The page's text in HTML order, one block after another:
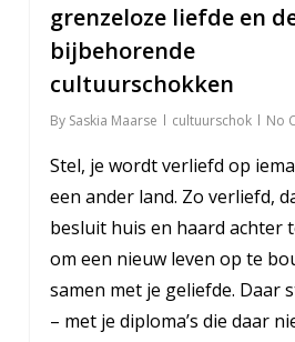
grenzeloze liefde en
bijbehorende
cultuurschokken
By Saskia Maarse cultuurschok No
Stel, je wordt verliefd op
een ander land. Zo verliefd,
besluit huis en haard achter
om een nieuw leven op te
samen met je geliefde. Daar
– met je diploma’s die daar